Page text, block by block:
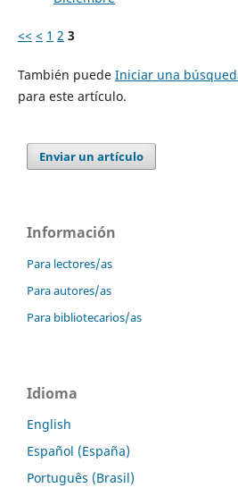
<< < 1 2 3
También puede Iniciar una
para este artículo.
Enviar un artículo
Información
Para lectores/as
Para autores/as
Para bibliotecarios/as
Idioma
English
Español (España)
Português (Brasil)